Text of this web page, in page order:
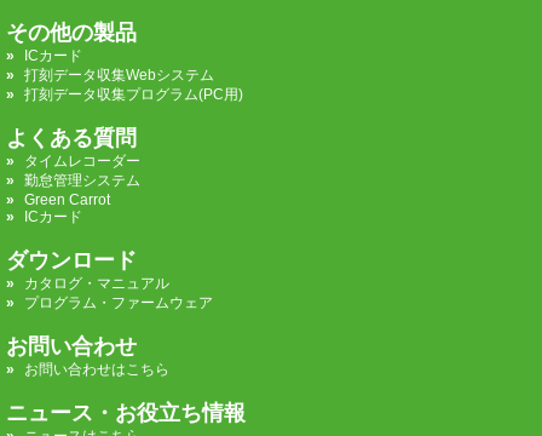
その他の製品
ICカード
打刻データ収集Webシステム
打刻データ収集プログラム(PC用)
よくある質問
タイムレコーダー
勤怠管理システム
Green Carrot
ICカード
ダウンロード
カタログ・マニュアル
プログラム・ファームウェア
お問い合わせ
お問い合わせはこちら
ニュース・お役立ち情報